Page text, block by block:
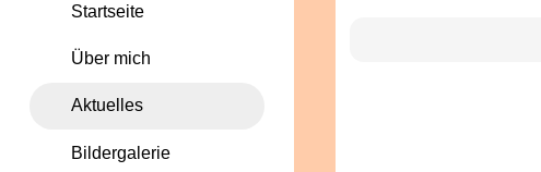
Startseite
Über mich
Aktuelles
Bildergalerie